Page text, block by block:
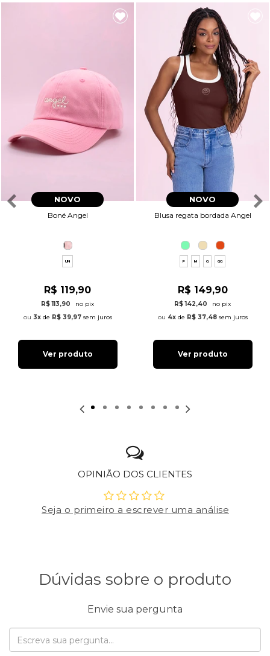
NOVO
Boné Angel
UN
R$ 119,90
R$ 113,90
no pix
3xde R$ 39,97sem juros
Ver produto
NOVO
Blusa regata bordada Angel
P M G GG
R$ 149,90
R$ 142,40
no pix
4xde R$ 37,48sem juros
Ver produto
OPINIÃO DOS CLIENTES
Seja o primeiro a escrever uma análise
Dúvidas sobre o produto
Envie sua pergunta